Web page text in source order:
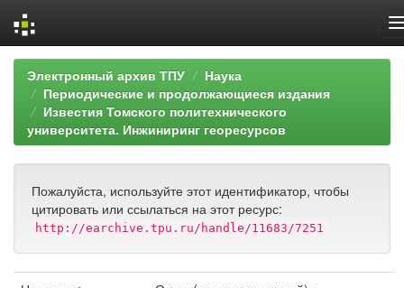
Skip
navigation
Электронный архив ТПУ
Наука
Периодические и продолжающиеся издания
Известия Томского политехнического
университета. Инжиниринг георесурсов
Пожалуйста, используйте этот идентификатор, чтобы
цитировать или ссылаться на этот ресурс:
http://earchive.tpu.ru/handle/11683/7251